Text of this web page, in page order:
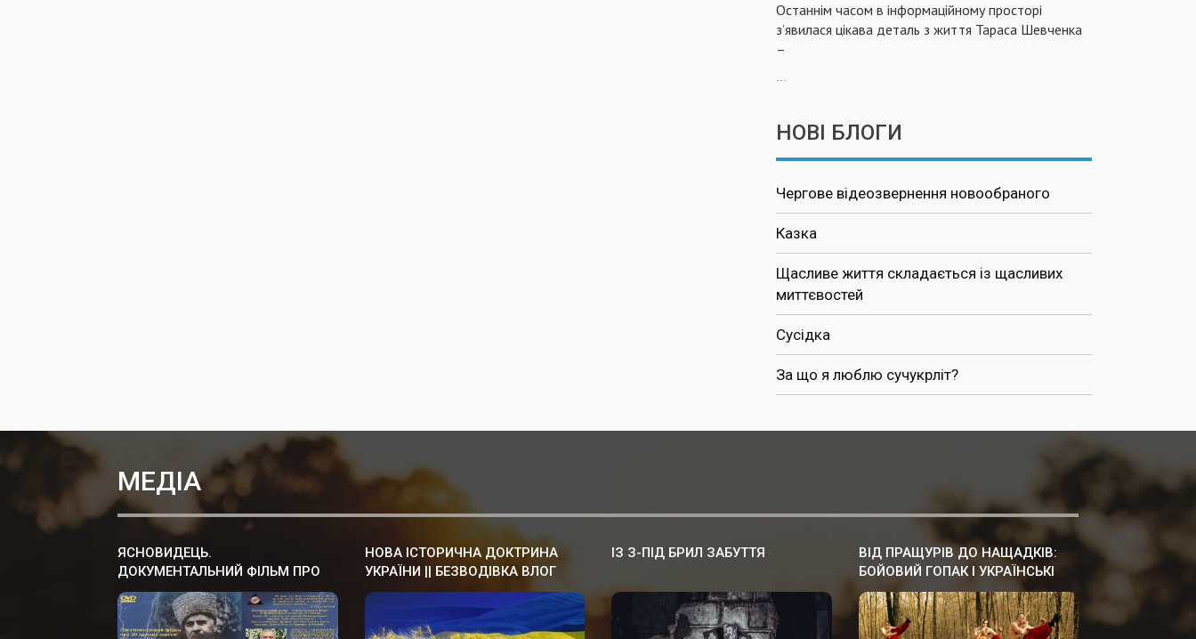
Останнім часом в інформаційному просторі
з’явилася цікава деталь з життя Тараса Шевченка
–
...
НОВІ БЛОГИ
Чергове відеозвернення новообраного
Казка
Щасливе життя складається із щасливих
миттєвостей
Сусідка
За що я люблю сучукрліт?
МЕДІА
ЯСНОВИДЕЦЬ.
ДОКУМЕНТАЛЬНИЙ ФIЛЬМ ПРО
УКРАЇНСЬКОГО ЦІЛИТЕЛЯ.
НОВА ІСТОРИЧНА ДОКТРИНА
УКРАЇНИ || БЕЗВОДІВКА ВЛОГ
ІЗ З-ПІД БРИЛ ЗАБУТТЯ
ВІД ПРАЩУРІВ ДО НАЩАДКІВ:
БОЙОВИЙ ГОПАК І УКРАЇНСЬКІ
ТАНЦІ